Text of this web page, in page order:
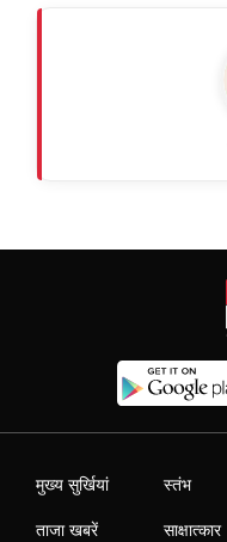
मुख्य सुर्खियां
ताजा खबरें
स्तंभ
साक्षात्कार